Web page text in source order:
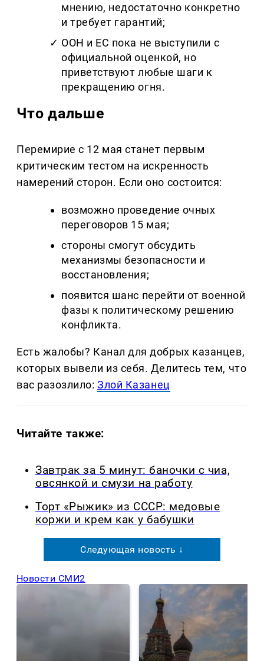
мнению, недостаточно конкретно
и требует гарантий;
ООН и ЕС пока не выступили с
официальной оценкой, но
приветствуют любые шаги к
прекращению огня.
Что дальше
Перемирие с 12 мая станет первым
критическим тестом на искренность
намерений сторон. Если оно состоится:
возможно проведение очных
переговоров 15 мая;
стороны смогут обсудить
механизмы безопасности и
восстановления;
появится шанс перейти от военной
фазы к политическому решению
конфликта.
Есть жалобы? Канал для добрых казанцев,
которых вывели из себя. Делитеcь тем, что
вас разозлило:Злой Казанец
Читайте также:
Завтрак за 5 минут: баночки с чиа,
овсянкой и смузи на работу
Торт «Рыжик» из СССР: медовые
коржи и крем как у бабушки
Следующая новость ↓
Новости СМИ2